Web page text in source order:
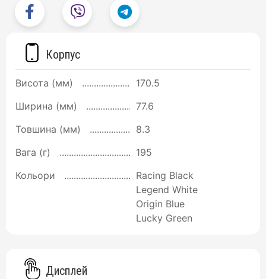
Корпус
Висота (мм)
170.5
Ширина (мм)
77.6
Товшина (мм)
8.3
Вага (г)
195
Кольори
Racing Black
Legend White
Origin Blue
Lucky Green
Дисплей